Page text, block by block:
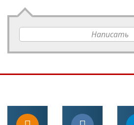
Написать